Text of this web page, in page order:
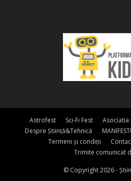
Astrofest Sci-Fi Fest
Asociatia
Despre Știință&Tehnică
Termeni și condiții
Trimite comunicat
© Copyright 2026 -